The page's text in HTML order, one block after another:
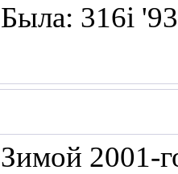
Была: 316i
Зимой 2001-